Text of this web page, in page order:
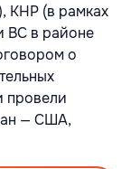
КНР (в рамках
ВС в районе
о
провели
— США,